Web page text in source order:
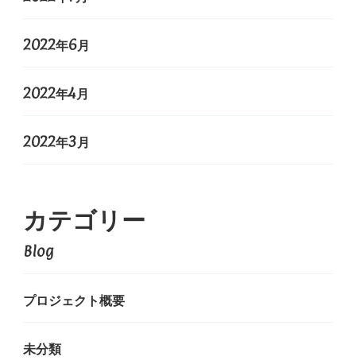
2022年6月
2022年4月
2022年3月
カテゴリー
Blog
プロジェクト概要
未分類